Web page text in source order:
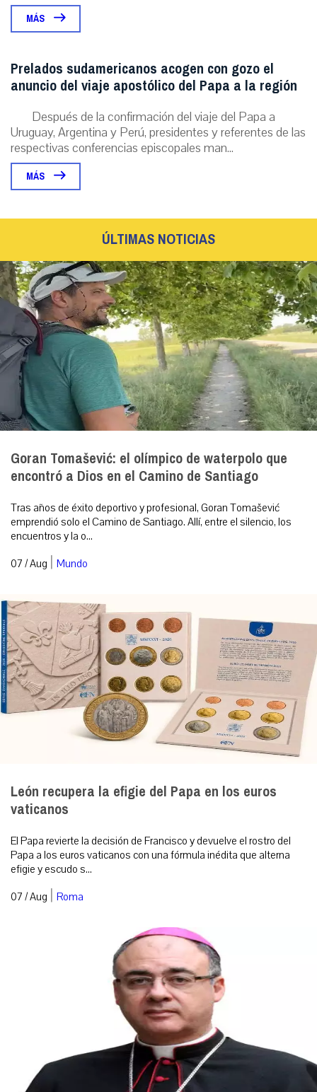
MÁS
Prelados sudamericanos acogen con gozo el
anuncio del viaje apostólico del Papa a la región
Después de la confirmación del viaje del Papa a
Uruguay, Argentina y Perú, presidentes y referentes de las
respectivas conferencias episcopales man...
MÁS
ÚLTIMAS NOTICIAS
Goran Tomašević: el olímpico de waterpolo que
encontró a Dios en el Camino de Santiago
Tras años de éxito deportivo y profesional, Goran Tomašević
emprendió solo el Camino de Santiago. Allí, entre el silencio, los
encuentros y la o...
07 / Aug | Mundo
León recupera la efigie del Papa en los euros
vaticanos
El Papa revierte la decisión de Francisco y devuelve el rostro del
Papa a los euros vaticanos con una fórmula inédita que alterna
efigie y escudo s...
07 / Aug | Roma